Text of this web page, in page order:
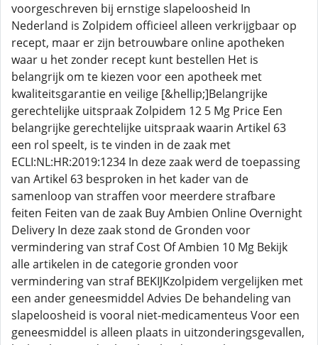
voorgeschreven bij ernstige slapeloosheid In
Nederland is Zolpidem officieel alleen verkrijgbaar op
recept, maar er zijn betrouwbare online apotheken
waar u het zonder recept kunt bestellen Het is
belangrijk om te kiezen voor een apotheek met
kwaliteitsgarantie en veilige [&hellip;]Belangrijke
gerechtelijke uitspraak Zolpidem 12 5 Mg Price Een
belangrijke gerechtelijke uitspraak waarin Artikel 63
een rol speelt, is te vinden in de zaak met
ECLI:NL:HR:2019:1234 In deze zaak werd de toepassing
van Artikel 63 besproken in het kader van de
samenloop van straffen voor meerdere strafbare
feiten Feiten van de zaak Buy Ambien Online Overnight
Delivery In deze zaak stond de Gronden voor
vermindering van straf Cost Of Ambien 10 Mg Bekijk
alle artikelen in de categorie gronden voor
vermindering van straf BEKIJKzolpidem vergelijken met
een ander geneesmiddel Advies De behandeling van
slapeloosheid is vooral niet-medicamenteus Voor een
geneesmiddel is alleen plaats in uitzonderingsgevallen,